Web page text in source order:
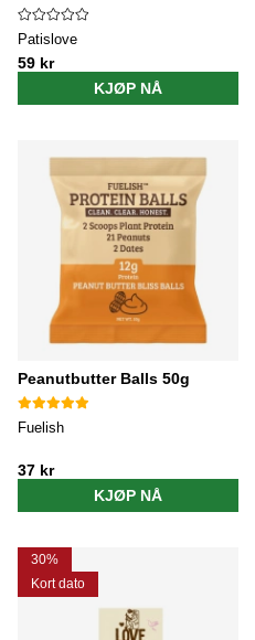
Patislove
59 kr
KJØP NÅ
Peanutbutter Balls 50g
Fuelish
37 kr
KJØP NÅ
30%
Kort dato